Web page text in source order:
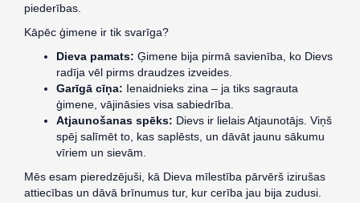
piederības.
Kāpēc ģimene ir tik svarīga?
Dieva pamats: Ģimene bija pirmā savienība, ko Dievs
radīja vēl pirms draudzes izveides.
Garīgā cīņa: Ienaidnieks zina – ja tiks sagrauta
ģimene, vājināsies visa sabiedrība.
Atjaunošanas spēks: Dievs ir lielais Atjaunotājs. Viņš
spēj salīmēt to, kas saplēsts, un dāvāt jaunu sākumu
vīriem un sievām.
Mēs esam pieredzējuši, kā Dieva mīlestība pārvērš izirušas
attiecības un dāvā brīnumus tur, kur cerība jau bija zudusi.